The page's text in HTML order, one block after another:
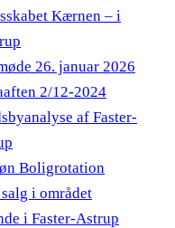
Kærnen – i
26. januar 2026
2/12-2024
af Faster-
Boligrotation
i området
i Faster-Astrup